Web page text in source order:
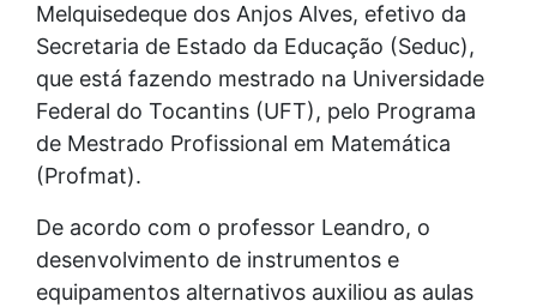
Melquisedeque dos Anjos Alves, efetivo da
Secretaria de Estado da Educação (Seduc),
que está fazendo mestrado na Universidade
Federal do Tocantins (UFT), pelo Programa
de Mestrado Profissional em Matemática
(Profmat).
De acordo com o professor Leandro, o
desenvolvimento de instrumentos e
equipamentos alternativos auxiliou as aulas